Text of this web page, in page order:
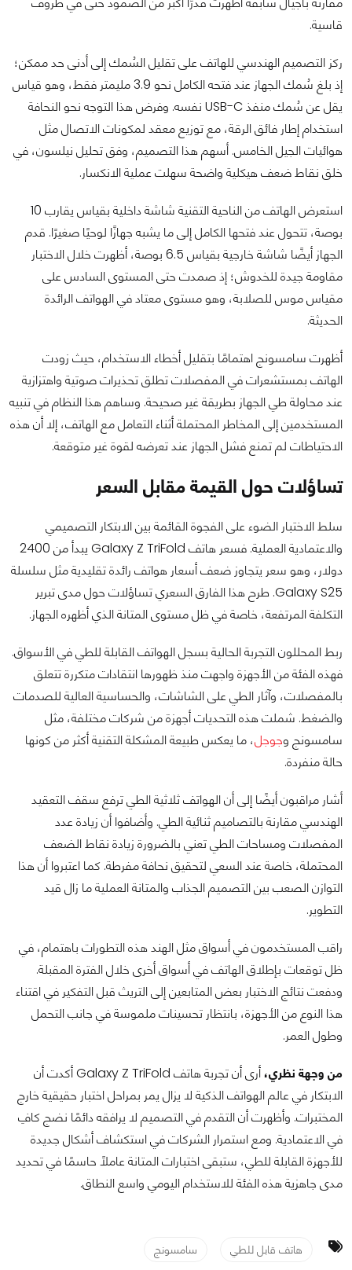
قاسية.
ركز التصميم الهندسي للهاتف على تقليل السُمك إلى أدنى حد ممكن؛
إذ بلغ سُمك الجهاز عند فتحه الكامل نحو 3.9 مليمتر فقط، وهو قياس
يقل عن سُمك منفذ USB-C نفسه. وفرض هذا التوجه نحو النحافة
استخدام إطار فائق الرقة، مع توزيع معقد لمكونات الاتصال مثل
هوائيات الجيل الخامس. أسهم هذا التصميم، وفق تحليل نيلسون، في
خلق نقاط ضعف هيكلية واضحة سهلت عملية الانكسار.
استعرض الهاتف من الناحية التقنية شاشة داخلية بقياس يقارب 10
بوصة، تتحول عند فتحها الكامل إلى ما يشبه جهازًا لوحيًا صغيرًا. قدم
الجهاز أيضًا شاشة خارجية بقياس 6.5 بوصة، أظهرت خلال الاختبار
مقاومة جيدة للخدوش؛ إذ صمدت حتى المستوى السادس على
مقياس موس للصلابة، وهو مستوى معتاد في الهواتف الرائدة
الحديثة.
أظهرت سامسونج اهتمامًا بتقليل أخطاء الاستخدام، حيث زودت
الهاتف بمستشعرات في المفصلات تطلق تحذيرات صوتية واهتزازية
عند محاولة طي الجهاز بطريقة غير صحيحة. وساهم هذا النظام في تنبيه
المستخدمين إلى المخاطر المحتملة أثناء التعامل مع الهاتف، إلا أن هذه
الاحتياطات لم تمنع فشل الجهاز عند تعرضه لقوة غير متوقعة.
تساؤلات حول القيمة مقابل السعر
سلط الاختبار الضوء على الفجوة القائمة بين الابتكار التصميمي
والاعتمادية العملية. فسعر هاتف Galaxy Z TriFold يبدأ من 2400
دولار، وهو سعر يتجاوز ضعف أسعار هواتف رائدة تقليدية مثل سلسلة
Galaxy S25. طرح هذا الفارق السعري تساؤلات حول مدى تبرير
التكلفة المرتفعة، خاصة في ظل مستوى المتانة الذي أظهره الجهاز.
ربط المحللون التجربة الحالية بسجل الهواتف القابلة للطي في الأسواق.
فهذه الفئة من الأجهزة واجهت منذ ظهورها انتقادات متكررة تتعلق
بالمفصلات، وآثار الطي على الشاشات، والحساسية العالية للصدمات
والضغط. شملت هذه التحديات أجهزة من شركات مختلفة، مثل
سامسونج وجوجل، ما يعكس طبيعة المشكلة التقنية أكثر من كونها
حالة منفردة.
أشار مراقبون أيضًا إلى أن الهواتف ثلاثية الطي ترفع سقف التعقيد
الهندسي مقارنة بالتصاميم ثنائية الطي. وأضافوا أن زيادة عدد
المفصلات ومساحات الطي تعني بالضرورة زيادة نقاط الضعف
المحتملة، خاصة عند السعي لتحقيق نحافة مفرطة. كما اعتبروا أن هذا
التوازن الصعب بين التصميم الجذاب والمتانة العملية ما زال قيد
التطوير.
راقب المستخدمون في أسواق مثل الهند هذه التطورات باهتمام، في
ظل توقعات بإطلاق الهاتف في أسواق أخرى خلال الفترة المقبلة.
ودفعت نتائج الاختبار بعض المتابعين إلى التريث قبل التفكير في اقتناء
هذا النوع من الأجهزة، بانتظار تحسينات ملموسة في جانب التحمل
وطول العمر.
من وجهة نظري،
أرى أن تجربة هاتف Galaxy Z TriFold أكدت أن
الابتكار في عالم الهواتف الذكية لا يزال يمر بمراحل اختبار حقيقية خارج
المختبرات. وأظهرت أن التقدم في التصميم لا يرافقه دائمًا نضج كافِ
في الاعتمادية. ومع استمرار الشركات في استكشاف أشكال جديدة
للأجهزة القابلة للطي، ستبقى اختبارات المتانة عاملًا حاسمًا في تحديد
مدى جاهزية هذه الفئة للاستخدام اليومي واسع النطاق.
هاتف قابل للطي سامسونج